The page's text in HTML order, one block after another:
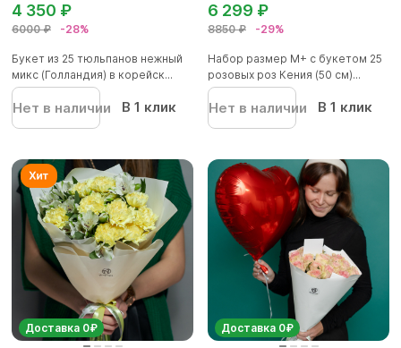
6000 ₽ -28%
4 350 ₽
Букет из 25 тюльпанов нежный
микс (Голландия) в корейск...
Нет в наличии В 1 клик
8850 ₽ -29%
6 299 ₽
Набор размер M+ с букетом 25
розовых роз Кения (50 см)...
Нет в наличии В 1 клик
Доставка 0₽ Доставка 0₽